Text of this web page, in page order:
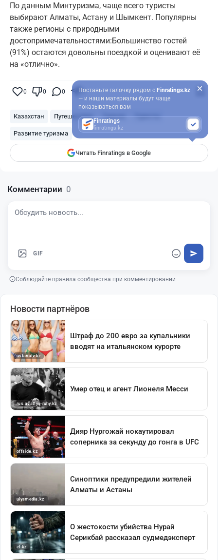
По данным Минтуризма, чаще всего туристы
выбирают Алматы, Астану и Шымкент. Популярны
также регионы с природными
достопримечательностями:Большинство гостей
(91%) остаются довольны поездкой и оценивают её
на «отлично».
0 0 0 0
Казахстан Путешествия Туризм Туристы
Развитие туризма
Читать Finratings в Google
Поставьте галочку рядом с Finratings.kz
— и наши материалы будут чаще
показываться вам
Finratings
finratings.kz
Комментарии 0
GIF
Соблюдайте правила сообщества при комментировании